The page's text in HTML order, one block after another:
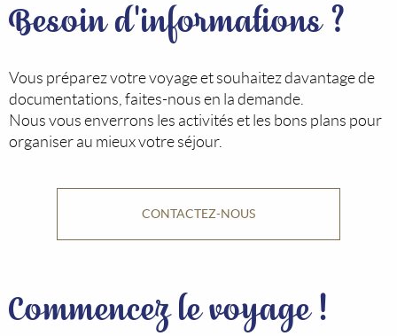
Besoin d'informations ?
Vous préparez votre voyage et souhaitez davantage de
documentations, faites-nous en la demande.
Nous vous enverrons les activités et les bons plans pour
organiser au mieux votre séjour.
CONTACTEZ-NOUS
Commencez le voyage !